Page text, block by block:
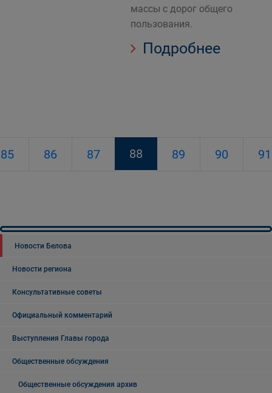
массы с дорог общего
пользования.
Подробнее
85 86 87 88 89 90 91
Новости Белова
Новости региона
Консультативные советы
Официальный комментарий
Выступления Главы города
Общественные обсуждения
Общественные обсуждения архив